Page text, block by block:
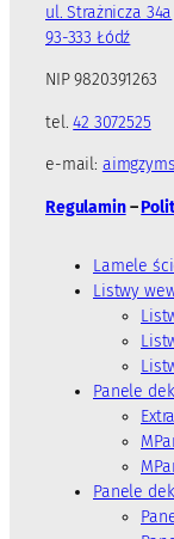
ul. Strażnicza 34a
93-333 Łódź
NIP 9820391263
tel.42 3072525
e-mail:
Regulamin–
Lamele
Listwy
Panele
Panele